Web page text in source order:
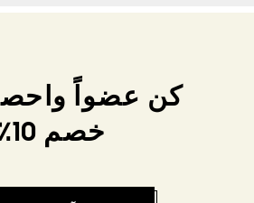
كن عضواً
خصم 10٪